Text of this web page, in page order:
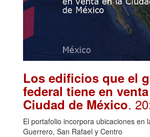
Los edificios que el
federal tiene en
Ciudad de México.
El portafolio incorpora ubicaciones en
Guerrero, San Rafael y Centro